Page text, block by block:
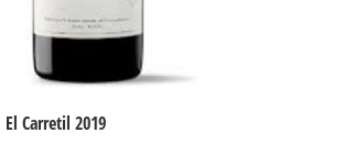
Carretil 2019